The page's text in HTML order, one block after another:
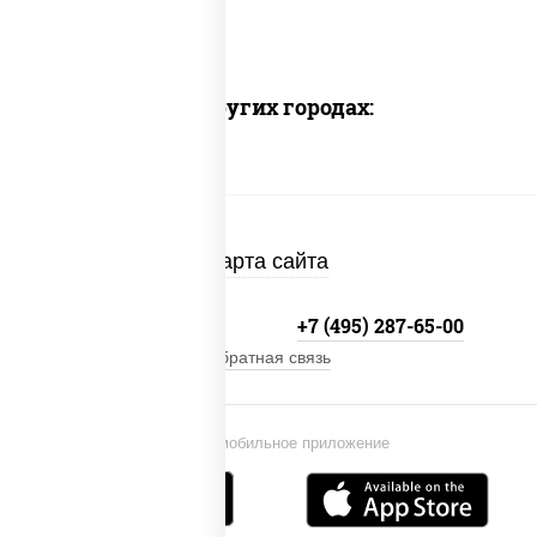
Доставка в других городах:
Карта сайта
Установи мобильное приложение
+7 (495) 287-65-00
Обратная связь